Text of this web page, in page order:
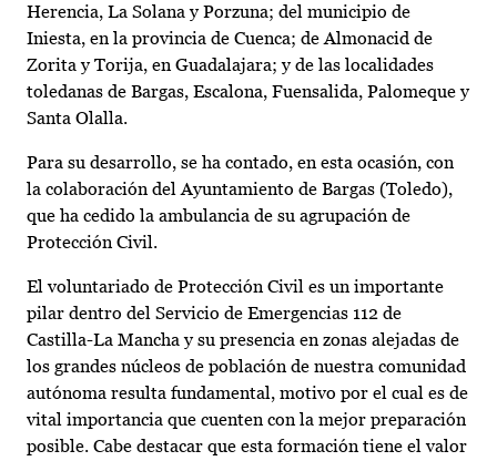
Herencia, La Solana y Porzuna; del municipio de
Iniesta, en la provincia de Cuenca; de Almonacid de
Zorita y Torija, en Guadalajara; y de las localidades
toledanas de Bargas, Escalona, Fuensalida, Palomeque y
Santa Olalla.
Para su desarrollo, se ha contado, en esta ocasión, con
la colaboración del Ayuntamiento de Bargas (Toledo),
que ha cedido la ambulancia de su agrupación de
Protección Civil.
El voluntariado de Protección Civil es un importante
pilar dentro del Servicio de Emergencias 112 de
Castilla-La Mancha y su presencia en zonas alejadas de
los grandes núcleos de población de nuestra comunidad
autónoma resulta fundamental, motivo por el cual es de
vital importancia que cuenten con la mejor preparación
posible. Cabe destacar que esta formación tiene el valor